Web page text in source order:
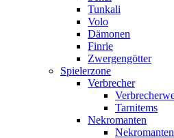
Tunkali
Volo
Dämonen
Finrie
Zwergengötter
Spielerzone
Verbrecher
Tarnitems
Nekromanten